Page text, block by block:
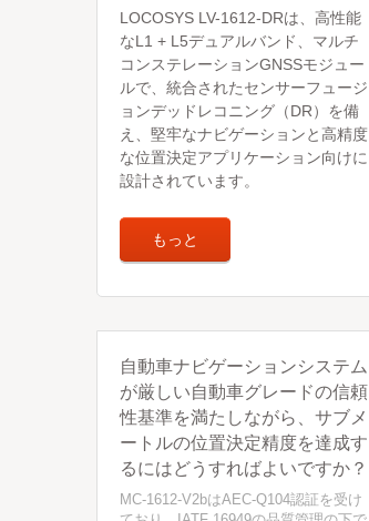
LOCOSYS LV-1612-DRは、高性能
なL1 + L5デュアルバンド、マルチ
コンステレーションGNSSモジュー
ルで、統合されたセンサーフュージ
ョンデッドレコニング（DR）を備
え、堅牢なナビゲーションと高精度
な位置決定アプリケーション向けに
設計されています。
もっと
自動車ナビゲーションシステム
が厳しい自動車グレードの信頼
性基準を満たしながら、サブメ
ートルの位置決定精度を達成す
るにはどうすればよいですか？
MC-1612-V2bはAEC-Q104認証を受け